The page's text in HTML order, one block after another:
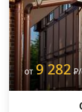
от 9 282 Р